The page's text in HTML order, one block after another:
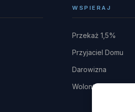
WSPIERAJ
Przekaż 1,5%
Przyjaciel Domu
Darowizna
Wolontariat